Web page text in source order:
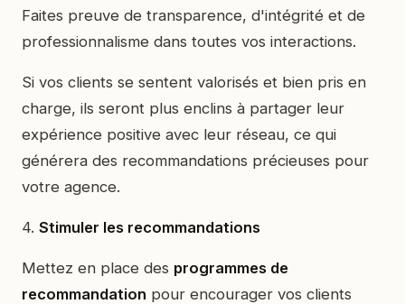
Faites preuve de transparence, d'intégrité et de
professionnalisme dans toutes vos interactions.
Si vos clients se sentent valorisés et bien pris en
charge, ils seront plus enclins à partager leur
expérience positive avec leur réseau, ce qui
générera des recommandations précieuses pour
votre agence.
4. Stimuler les recommandations
Mettez en place des programmes de
recommandation pour encourager vos clients